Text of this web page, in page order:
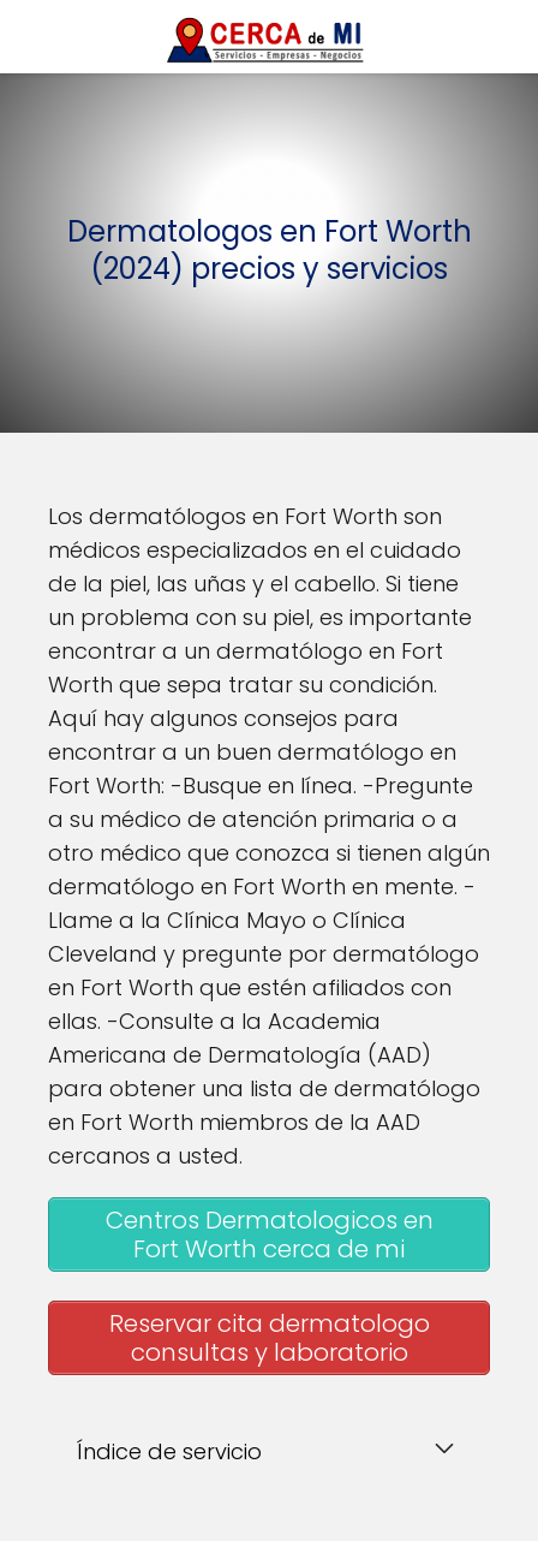
Dermatologos en Fort Worth
(2024) precios y servicios
Los dermatólogos en Fort Worth son
médicos especializados en el cuidado
de la piel, las uñas y el cabello. Si tiene
un problema con su piel, es importante
encontrar a un dermatólogo en Fort
Worth que sepa tratar su condición.
Aquí hay algunos consejos para
encontrar a un buen dermatólogo en
Fort Worth: -Busque en línea. -Pregunte
a su médico de atención primaria o a
otro médico que conozca si tienen algún
dermatólogo en Fort Worth en mente. -
Llame a la Clínica Mayo o Clínica
Cleveland y pregunte por dermatólogo
en Fort Worth que estén afiliados con
ellas. -Consulte a la Academia
Americana de Dermatología (AAD)
para obtener una lista de dermatólogo
en Fort Worth miembros de la AAD
cercanos a usted.
Centros Dermatologicos en
Fort Worth cerca de mi
Reservar cita dermatologo
consultas y laboratorio
Índice de servicio